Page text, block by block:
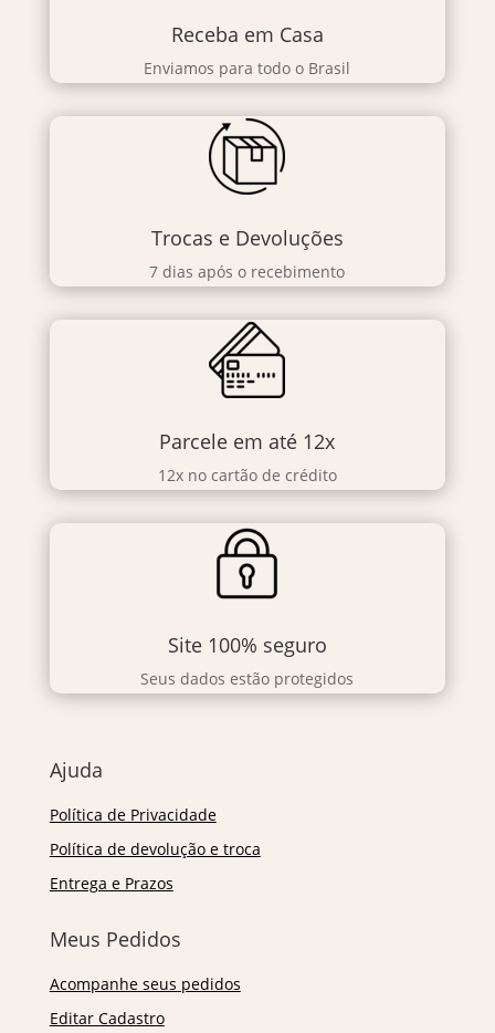
Receba em Casa
Enviamos para todo o Brasil
Trocas e Devoluções
7 dias após o recebimento
Parcele em até 12x
12x no cartão de crédito
Site 100% seguro
Seus dados estão protegidos
Ajuda
Política de Privacidade
Política de devolução e troca
Entrega e Prazos
Meus Pedidos
Acompanhe seus pedidos
Editar Cadastro